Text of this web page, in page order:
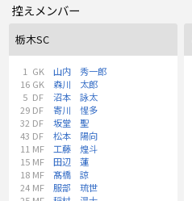
控えメンバー
栃木SC
1 GK
山内 秀一郎
16 GK
森川 太郎
5 DF
沼本 詠太
29 DF
寄川 惺多
32 DF
坂堂 聖
43 DF
松本 陽向
11 MF
工藤 煌斗
15 MF
田辺 蓮
18 MF
髙橋 諒
24 MF
服部 琉世